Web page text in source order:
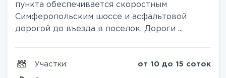
пункта обеспечивается скоростным
Симферопольским шоссе и асфальтовой
дорогой до въезда в поселок. Дороги ...
Участки: от 10 до 15 соток